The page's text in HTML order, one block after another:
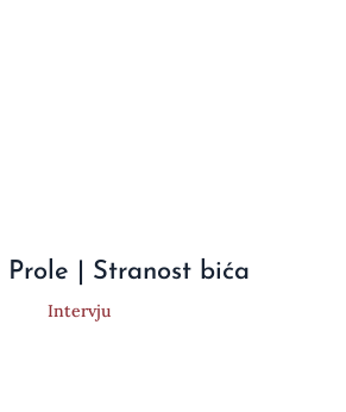
Prole | Stranost bića
Intervju